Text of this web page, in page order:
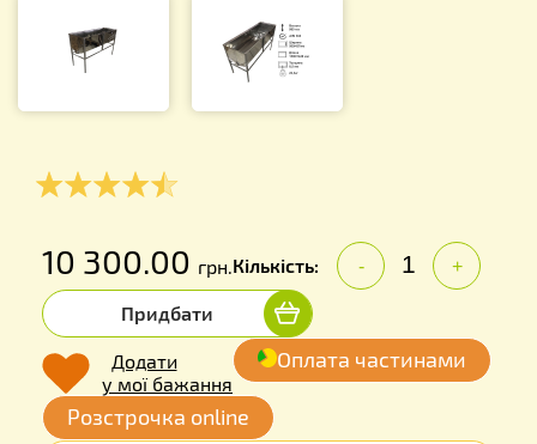
10 300.00 грн.Кількість: - +
Придбати
Додати
у мої бажання
Оплата частинами
Розстрочка online